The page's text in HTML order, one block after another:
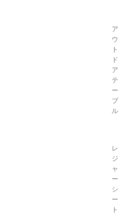
ア
ウ
ト
ド
ア
テ
ー
ブ
ル
レ
ジ
ャ
ー
シ
ー
ト